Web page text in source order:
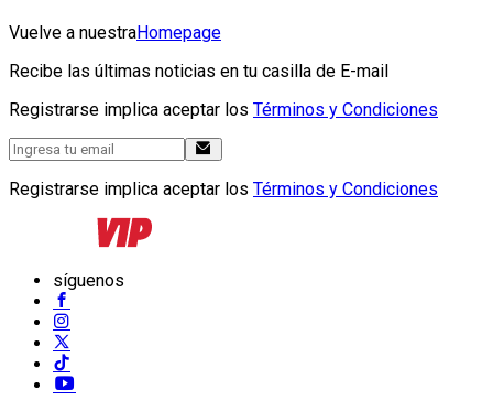
Vuelve a nuestraHomepage
Recibe las últimas noticias en tu casilla de E-mail
Registrarse implica aceptar los Términos y Condiciones
Registrarse implica aceptar los Términos y Condiciones
síguenos